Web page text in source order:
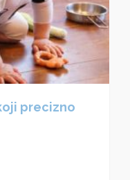
precizno